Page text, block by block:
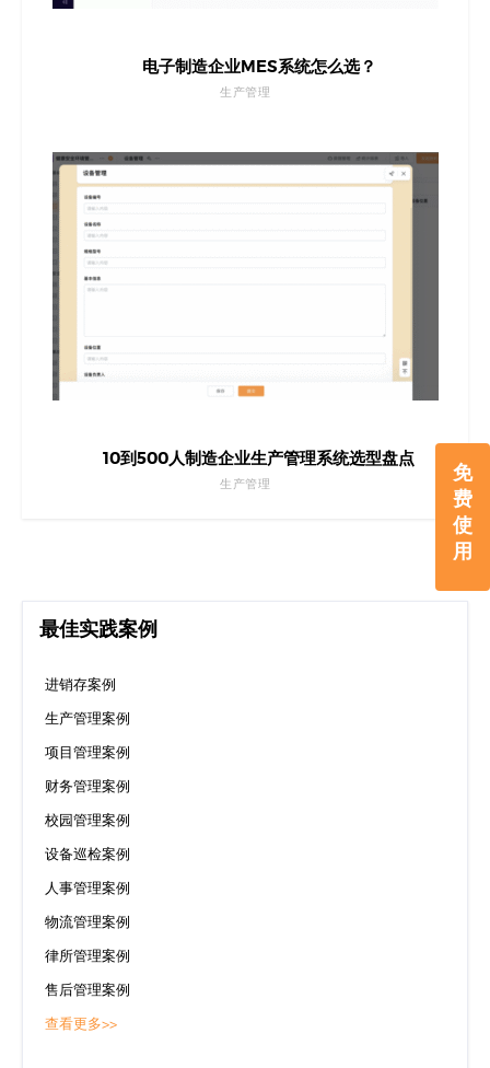
免
费
使
用
电子制造企业MES系统怎么选？
生产管理
10到500人制造企业生产管理系统选型盘点
生产管理
最佳实践案例
进销存案例
生产管理案例
项目管理案例
财务管理案例
校园管理案例
设备巡检案例
人事管理案例
物流管理案例
律所管理案例
售后管理案例
查看更多>>